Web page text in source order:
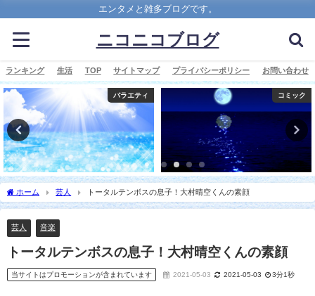
エンタメと雑多ブログです。
ニコニコブログ
ランキング 生活 TOP サイトマップ プライバシーポリシー お問い合わせ
バラエティ コミック
ホーム 芸人 トータルテンボスの息子！大村晴空くんの素顔
芸人 音楽
トータルテンボスの息子！大村晴空くんの素顔
当サイトはプロモーションが含まれています 2021-05-03 2021-05-03 3分1秒